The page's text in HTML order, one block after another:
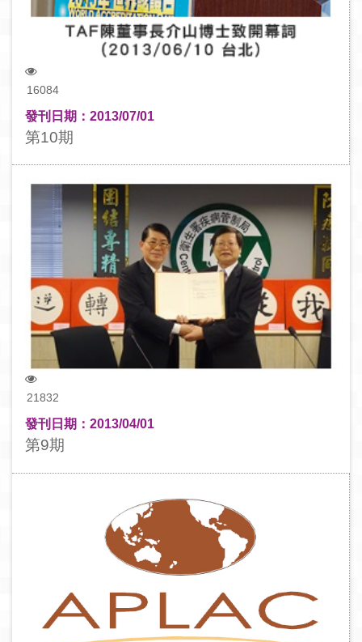
16084
發刊日期：2013/07/01
第10期
21832
發刊日期：2013/04/01
第9期